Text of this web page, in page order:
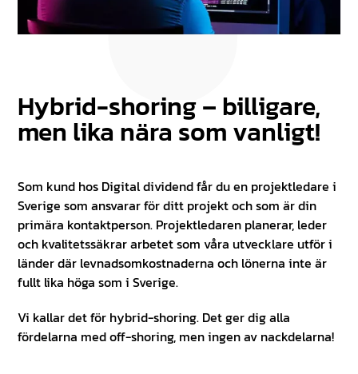
Hybrid-shoring – billigare,
men lika nära som vanligt!
Som kund hos Digital dividend får du en projektledare i
Sverige som ansvarar för ditt projekt och som är din
primära kontaktperson. Projektledaren planerar, leder
och kvalitetssäkrar arbetet som våra utvecklare utför i
länder där levnadsomkostnaderna och lönerna inte är
fullt lika höga som i Sverige.
Vi kallar det för hybrid-shoring. Det ger dig alla
fördelarna med off-shoring, men ingen av nackdelarna!